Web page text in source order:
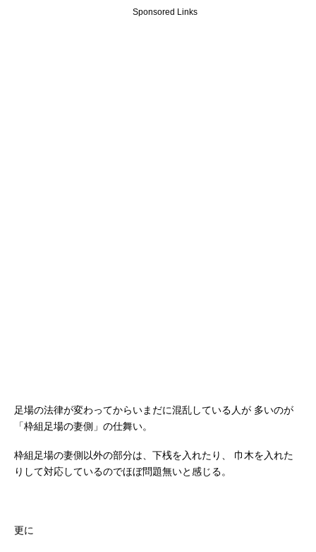
Sponsored Links
足場の法律が変わってからいまだに混乱している人が 多いのが
「枠組足場の妻側」の仕舞い。
枠組足場の妻側以外の部分は、下桟を入れたり、
巾木を入れた
りして対応しているのでほぼ問題無いと感じる。
更に